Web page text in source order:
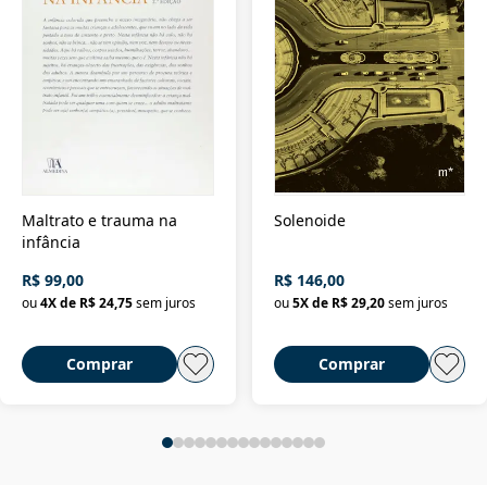
Maltrato e trauma na
infância
R$ 99,00
ou4X de R$ 24,75sem juros
Comprar
Solenoide
R$ 146,00
ou 5X de R$ 29,20 sem juros
Comprar